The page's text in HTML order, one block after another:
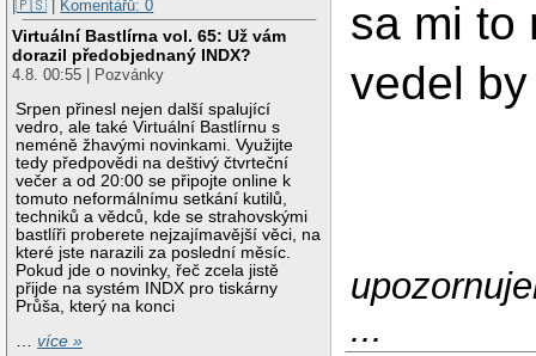
|🇵🇸 | Komentářů: 0
Virtuální Bastlírna vol. 65: Už vám
dorazil předobjednaný INDX?
4.8. 00:55 | Pozvánky
Srpen přinesl nejen další spalující
vedro, ale také Virtuální Bastlírnu s
neméně žhavými novinkami. Využijte
tedy předpovědi na deštivý čtvrteční
večer a od 20:00 se připojte online k
tomuto neformálnímu setkání kutilů,
techniků a vědců, kde se strahovskými
bastlíři proberete nejzajímavější věci, na
které jste narazili za poslední měsíc.
Pokud jde o novinky, řeč zcela jistě
přijde na systém INDX pro tiskárny
Průša, který na konci
…více »
sa mi to
vedel
...